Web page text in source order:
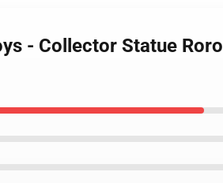
- Collector Statue